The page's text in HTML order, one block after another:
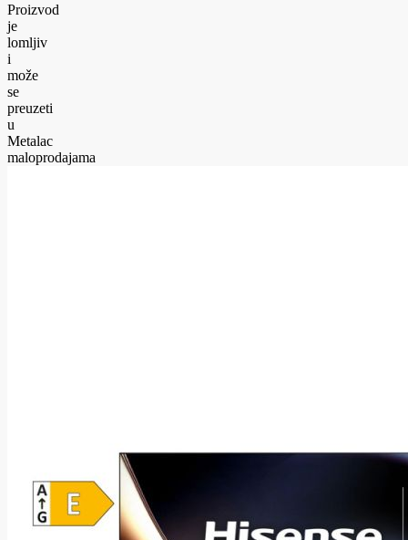
Proizvod
je
lomljiv
i
može
se
preuzeti
u
Metalac
maloprodajama